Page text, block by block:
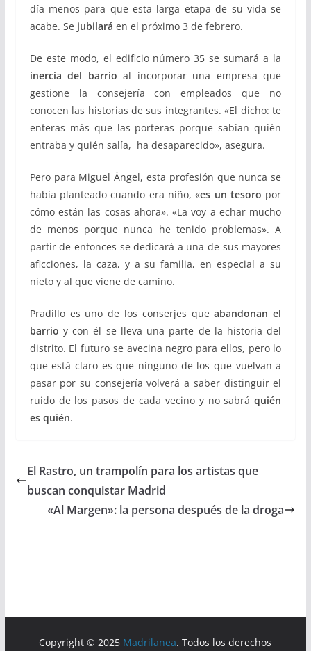
día menos para que esta larga etapa de su vida se
acabe. Se jubilará en el próximo 3 de febrero.
De este modo, el edificio número 35 se sumará a la
inercia del barrio al incorporar una empresa que
gestione la consejería con empleados que no
conocen las historias de sus integrantes. «El dicho:te
enteras más que las porteras porque sabían quién
entraba y quién salía, ha desaparecido», asegura.
Pero para Miguel Ángel, esta profesión que nunca se
había planteado cuando era niño, «es un tesoro por
cómo están las cosas ahora». «La voy a echar mucho
de menos porque nunca he tenido problemas». A
partir de entonces se dedicará a una de sus mayores
aficciones, la caza, y a su familia, en especial a su
nieto y al que viene de camino.
Pradillo es uno de los conserjes que abandonan el
barrio y con él se lleva una parte de la historia del
distrito. El futuro se avecina negro para ellos, pero lo
que está claro es que ninguno de los que vuelvan a
pasar por su consejería volverá a saber distinguir el
ruido de los pasos de cada vecino y no sabráquién
es quién.
El Rastro, un trampolín para los artistas que
buscan conquistar Madrid
«Al Margen»: la persona después de la droga
Copyright © 2025 Madrilanea. Todos los derechos